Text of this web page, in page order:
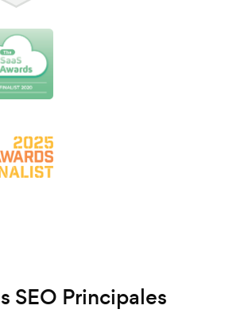
SEO Principales